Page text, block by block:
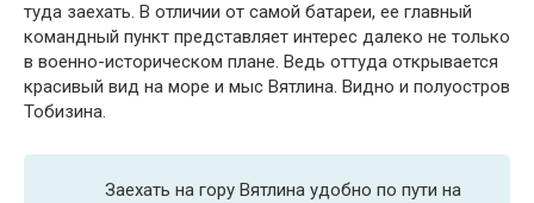
туда заехать. В отличии от самой батареи, ее главный
командный пункт представляет интерес далеко не только
в военно-историческом плане. Ведь оттуда открывается
красивый вид на море и мыс Вятлина. Видно и полуостров
Тобизина.
Заехать на гору Вятлина удобно по пути на